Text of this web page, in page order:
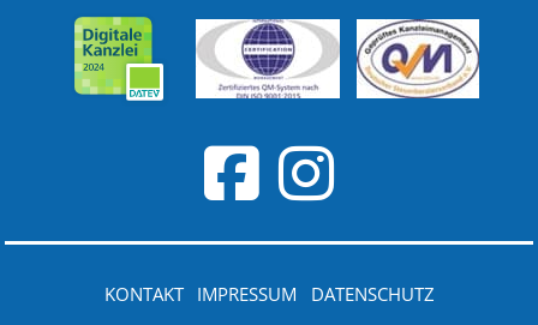
KONTAKT IMPRESSUM DATENSCHUTZ